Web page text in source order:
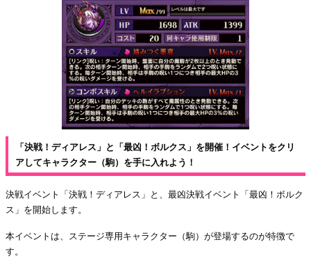
「決戦！ディアレス」と「最凶！ボルクス」を開催！イベントをクリ
アしてキャラクター（駒）を手に入れよう！
決戦イベント「決戦！ディアレス」と、最凶決戦イベント「最凶！ボルク
ス」を開始します。
本イベントは、ステージ専用キャラクター（駒）が登場するのが特徴で
す。